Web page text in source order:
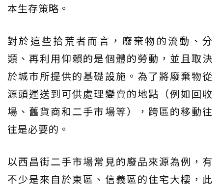
本生存策略。
對於這些拾荒者而言，廢棄物的流動、分
類、再利用仰賴的是個體的勞動，並且取決
於城市所提供的基礎設施。為了將廢棄物從
源頭運送到可供處理變賣的地點（例如回收
場、舊貨商和二手市場等），跨區的移動往
往是必要的。
以西昌街二手市場常見的廢品來源為例，有
不少是來自於東區、信義區的住宅大樓，此